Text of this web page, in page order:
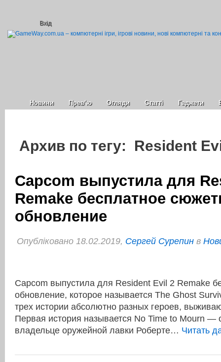
Вхід
Новини Прев’ю Огляди Статті Гаджети
Архив по тегу: Resident
Capcom выпустила для
Remake бесплатное
обновление
Опубліковано 18.02.2019, Сергей Сурепин в
Capcom выпустила для Resident Evil 2 Remake
обновление, которое называется The Ghost
трех истории абсолютно разных героев,
Первая история называется No Time to Mourn —
владельце оружейной лавки Роберте… Читать